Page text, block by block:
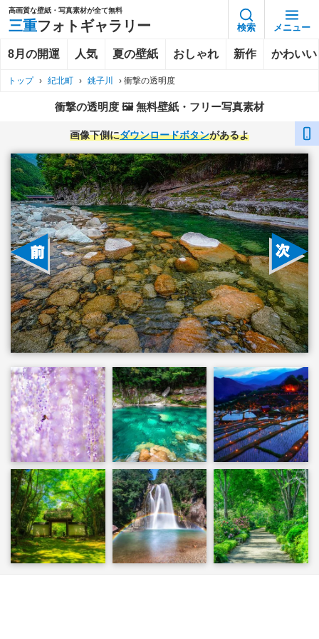
高画質な壁紙・写真素材が全て無料
三重フォトギャラリー 検索 メニュー
8月の開運 人気 夏の壁紙 おしゃれ 新作 かわいい
トップ › 紀北町 › 銚子川 › 衝撃の透明度
衝撃の透明度 🖼️ 無料壁紙・フリー写真素材
画像下側にダウンロードボタンがあるよ